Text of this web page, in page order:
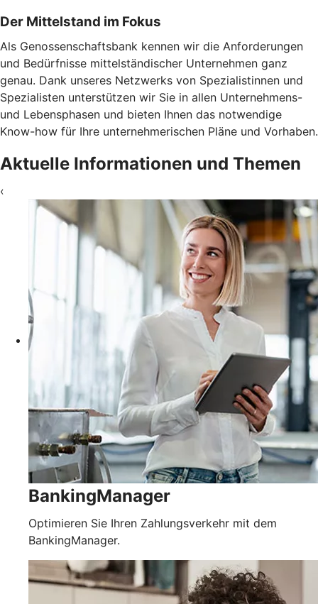
Der Mittelstand im Fokus
Als Genossenschaftsbank kennen wir die Anforderungen
und Bedürfnisse mittelständischer Unternehmen ganz
genau. Dank unseres Netzwerks von Spezialistinnen und
Spezialisten unterstützen wir Sie in allen Unternehmens-
und Lebensphasen und bieten Ihnen das notwendige
Know-how für Ihre unternehmerischen Pläne und Vorhaben.
Aktuelle Informationen und Themen
‹
BankingManager
Optimieren Sie Ihren Zahlungsverkehr mit dem
BankingManager.